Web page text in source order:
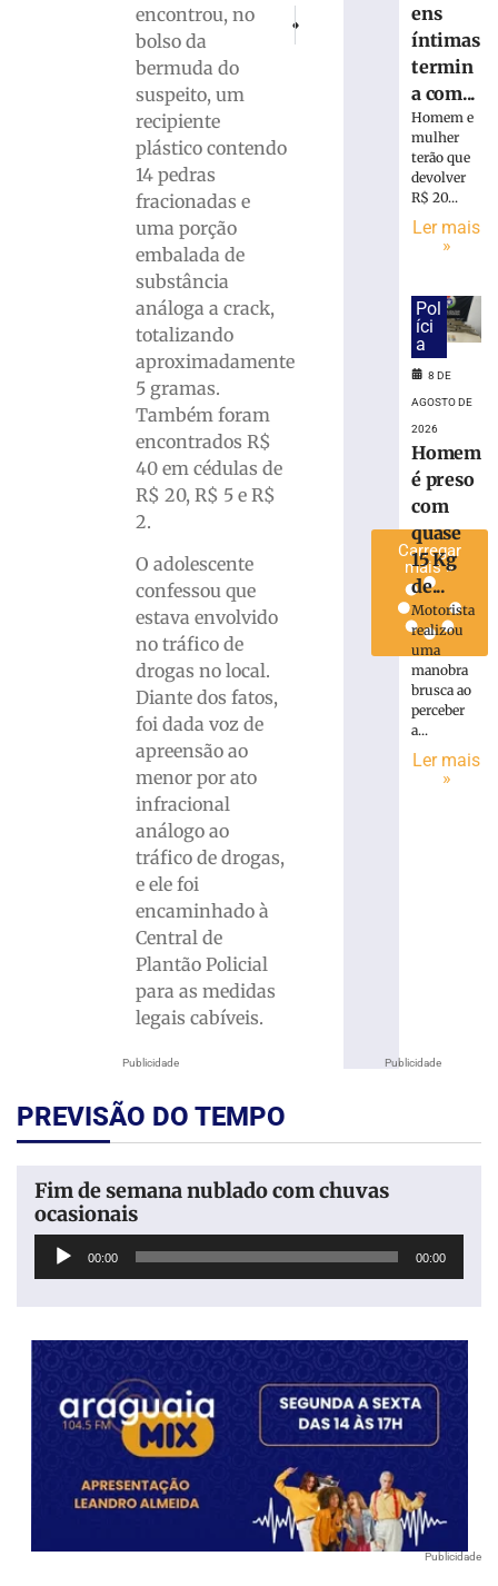
Publicidade
encontrou, no
bolso da
bermuda do
suspeito, um
recipiente
plástico contendo
14 pedras
fracionadas e
uma porção
embalada de
substância
análoga a crack,
totalizando
aproximadamente
5 gramas.
Também foram
encontrados R$
40 em cédulas de
R$ 20, R$ 5 e R$
2.
O adolescente
confessou que
estava envolvido
no tráfico de
drogas no local.
Diante dos fatos,
foi dada voz de
apreensão ao
menor por ato
infracional
análogo ao
tráfico de drogas,
e ele foi
encaminhado à
Central de
Plantão Policial
para as medidas
legais cabíveis.
Homem é preso e
Luciano Hang esclarece as notícias
Homem
preso
com
quase
Blumenau
agosto
Carregar
mais »
Publicidade
ens
íntimas
termin
a com...
Homem e
mulher
terão que
devolver
R$ 20...
Ler mais
»
Pol
íci
a
8 DE
AGOSTO DE
2026
Homem
é preso
com
quase
15 Kg
de...
Motorista
realizou
uma
manobra
brusca ao
perceber
a...
Ler mais
»
PREVISÃO DO TEMPO
Fim de semana nublado com chuvas
ocasionais
Tocador
00:00 00:00
Publicidade